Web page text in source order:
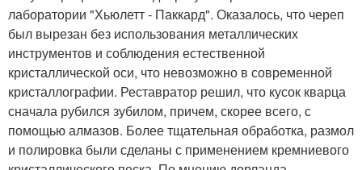
лаборатории "Хьюлетт - Паккард". Оказалось, что череп
был вырезан без использования металлических
инструментов и соблюдения естественной
кристаллической оси, что невозможно в современной
кристаллографии. Реставратор решил, что кусок кварца
сначала рубился зубилом, причем, скорее всего, с
помощью алмазов. Более тщательная обработка, размол
и полировка были сделаны с применением кремниевого